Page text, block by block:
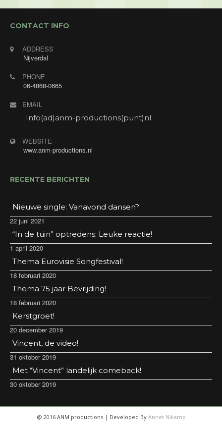
CONTACT INFO
ADDRESS
Nijverdal
PHONE
06-4868-0665
EMAIL
Info(ad)anm-productions(punt)nl
WEBSITE
www.anm-productions.nl
RECENTE BERICHTEN
Nieuwe single: Vanavond dansen?
22 juni 2021
“In de tuin” optredens: Leuke reactie!
1 april 2020
Thema Eurovisie Songfestival!
18 februari 2020
Thema 75 jaar Bevrijding!
18 februari 2020
Kerstgroet!
20 december 2019
Vincent, de video!
31 oktober 2019
Met “Vincent” landelijk comeback!
30 oktober 2019
@ 2016 ANM productions | Developed By Annet Nikamp